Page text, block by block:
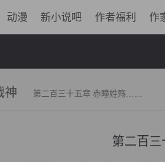
动漫 新小说吧 作者福利 作
神 第二百三十五章 赤瞳姓殇……
第二百